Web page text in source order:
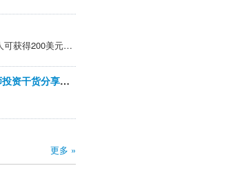
现在没有管理费了 "推荐朋友"项目 每推荐一人可获得200美元。 被推荐的客户可获得1000美元 IBKR 股票。 ●推荐朋友在盈透证券开户，获得200美元奖励。 ●您的朋友也可获得最高1000美元的 IBKR 股票（ NASDAQ : I...
新春答谢，宏观投资报告会：一剑试锋芒，资水老师投资干货分享，展望2023领略《不亏》的艺术
更多 »